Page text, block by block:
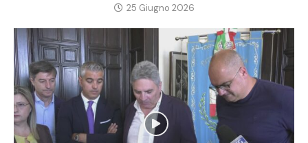
25 Giugno 2026